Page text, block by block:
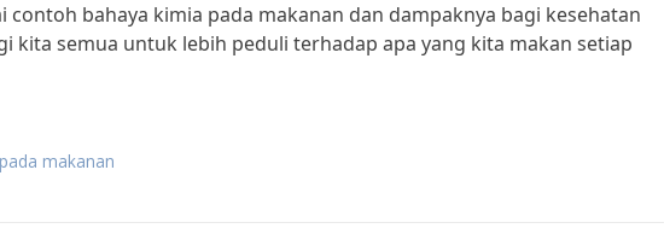
bahaya kimia pada makanan dan dampaknya bagi kesehatan
kita semua untuk lebih peduli terhadap apa yang kita makan setiap
makanan